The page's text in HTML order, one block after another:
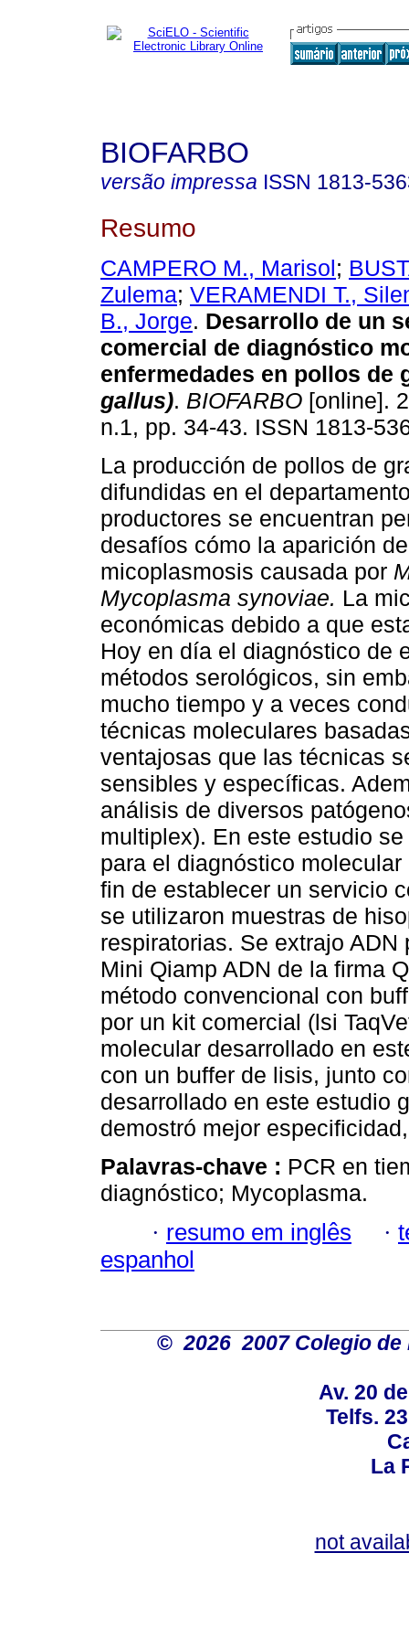
BIOFARBO
versão impressa ISSN 1813-
Resumo
CAMPERO M., Marisol;
Zulema; VERAMENDI T.,
B., Jorge. Desarrollo de un
comercial de diagnóstico
enfermedades en pollos de
gallus). BIOFARBO [online].
n.1, pp. 34-43. ISSN 1813-
La producción de pollos de
difundidas en el
productores se encuentran
desafíos cómo la aparición
micoplasmosis causada por
Mycoplasma synoviae. La
económicas debido a que
Hoy en día el diagnóstico de
métodos serológicos, sin
mucho tiempo y a veces
técnicas moleculares
ventajosas que las técnicas
sensibles y específicas.
análisis de diversos
multiplex). En este estudio
para el diagnóstico
fin de establecer un servicio
se utilizaron muestras de
respiratorias. Se extrajo
Mini Qiamp ADN de la firma
método convencional con
por un kit comercial (lsi
molecular desarrollado en
con un buffer de lisis, junto
desarrollado en este estudio
demostró mejor
Palavras-chave : PCR en
diagnóstico; Mycoplasma.
· resumo em inglês ·
espanhol
© 2026 2007 Colegio
Av. 20
Telfs.
La
not